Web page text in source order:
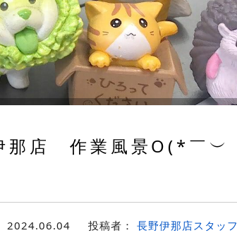
那店 作業風景O(*￣︶
2024.06.04 投稿者： 長野伊那店スタッフ